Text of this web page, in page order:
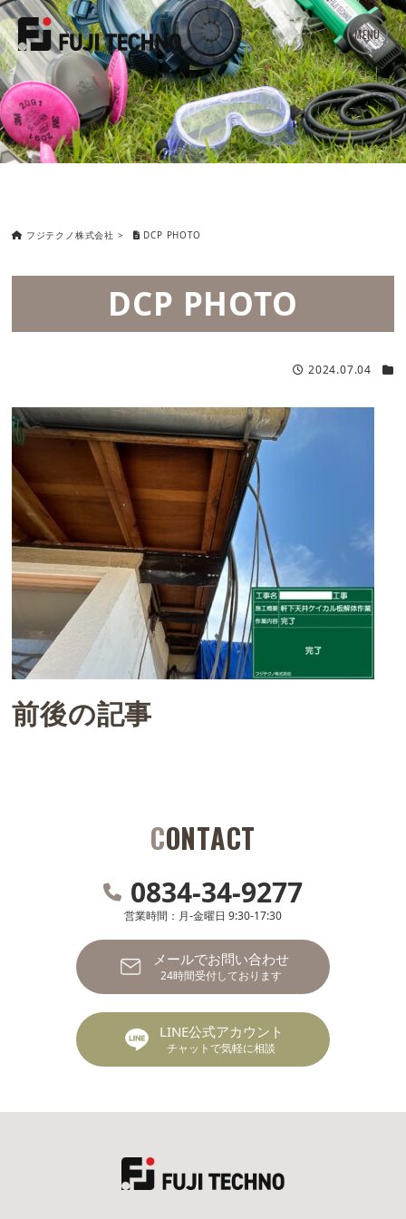
MENU
フジテクノ株式会社 > DCP PHOTO
DCP PHOTO
2024.07.04
前後の記事
CONTACT
0834-34-9277
営業時間：月-金曜日 9:30-17:30
メールでお問い合わせ
24時間受付しております
LINE公式アカウント
チャットで気軽に相談